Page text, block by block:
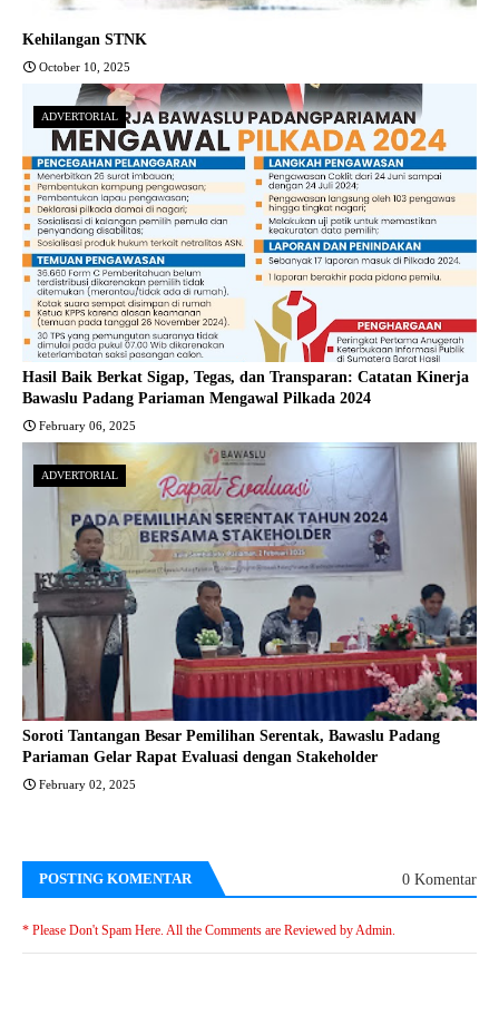
Kehilangan STNK
October 10, 2025
ADVERTORIAL
Hasil Baik Berkat Sigap, Tegas, dan Transparan: Catatan Kinerja
Bawaslu Padang Pariaman Mengawal Pilkada 2024
February 06, 2025
ADVERTORIAL
Soroti Tantangan Besar Pemilihan Serentak, Bawaslu Padang
Pariaman Gelar Rapat Evaluasi dengan Stakeholder
February 02, 2025
POSTING KOMENTAR 0 Komentar
* Please Don't Spam Here. All the Comments are Reviewed by Admin.